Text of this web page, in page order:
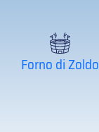
Forno di Zoldo